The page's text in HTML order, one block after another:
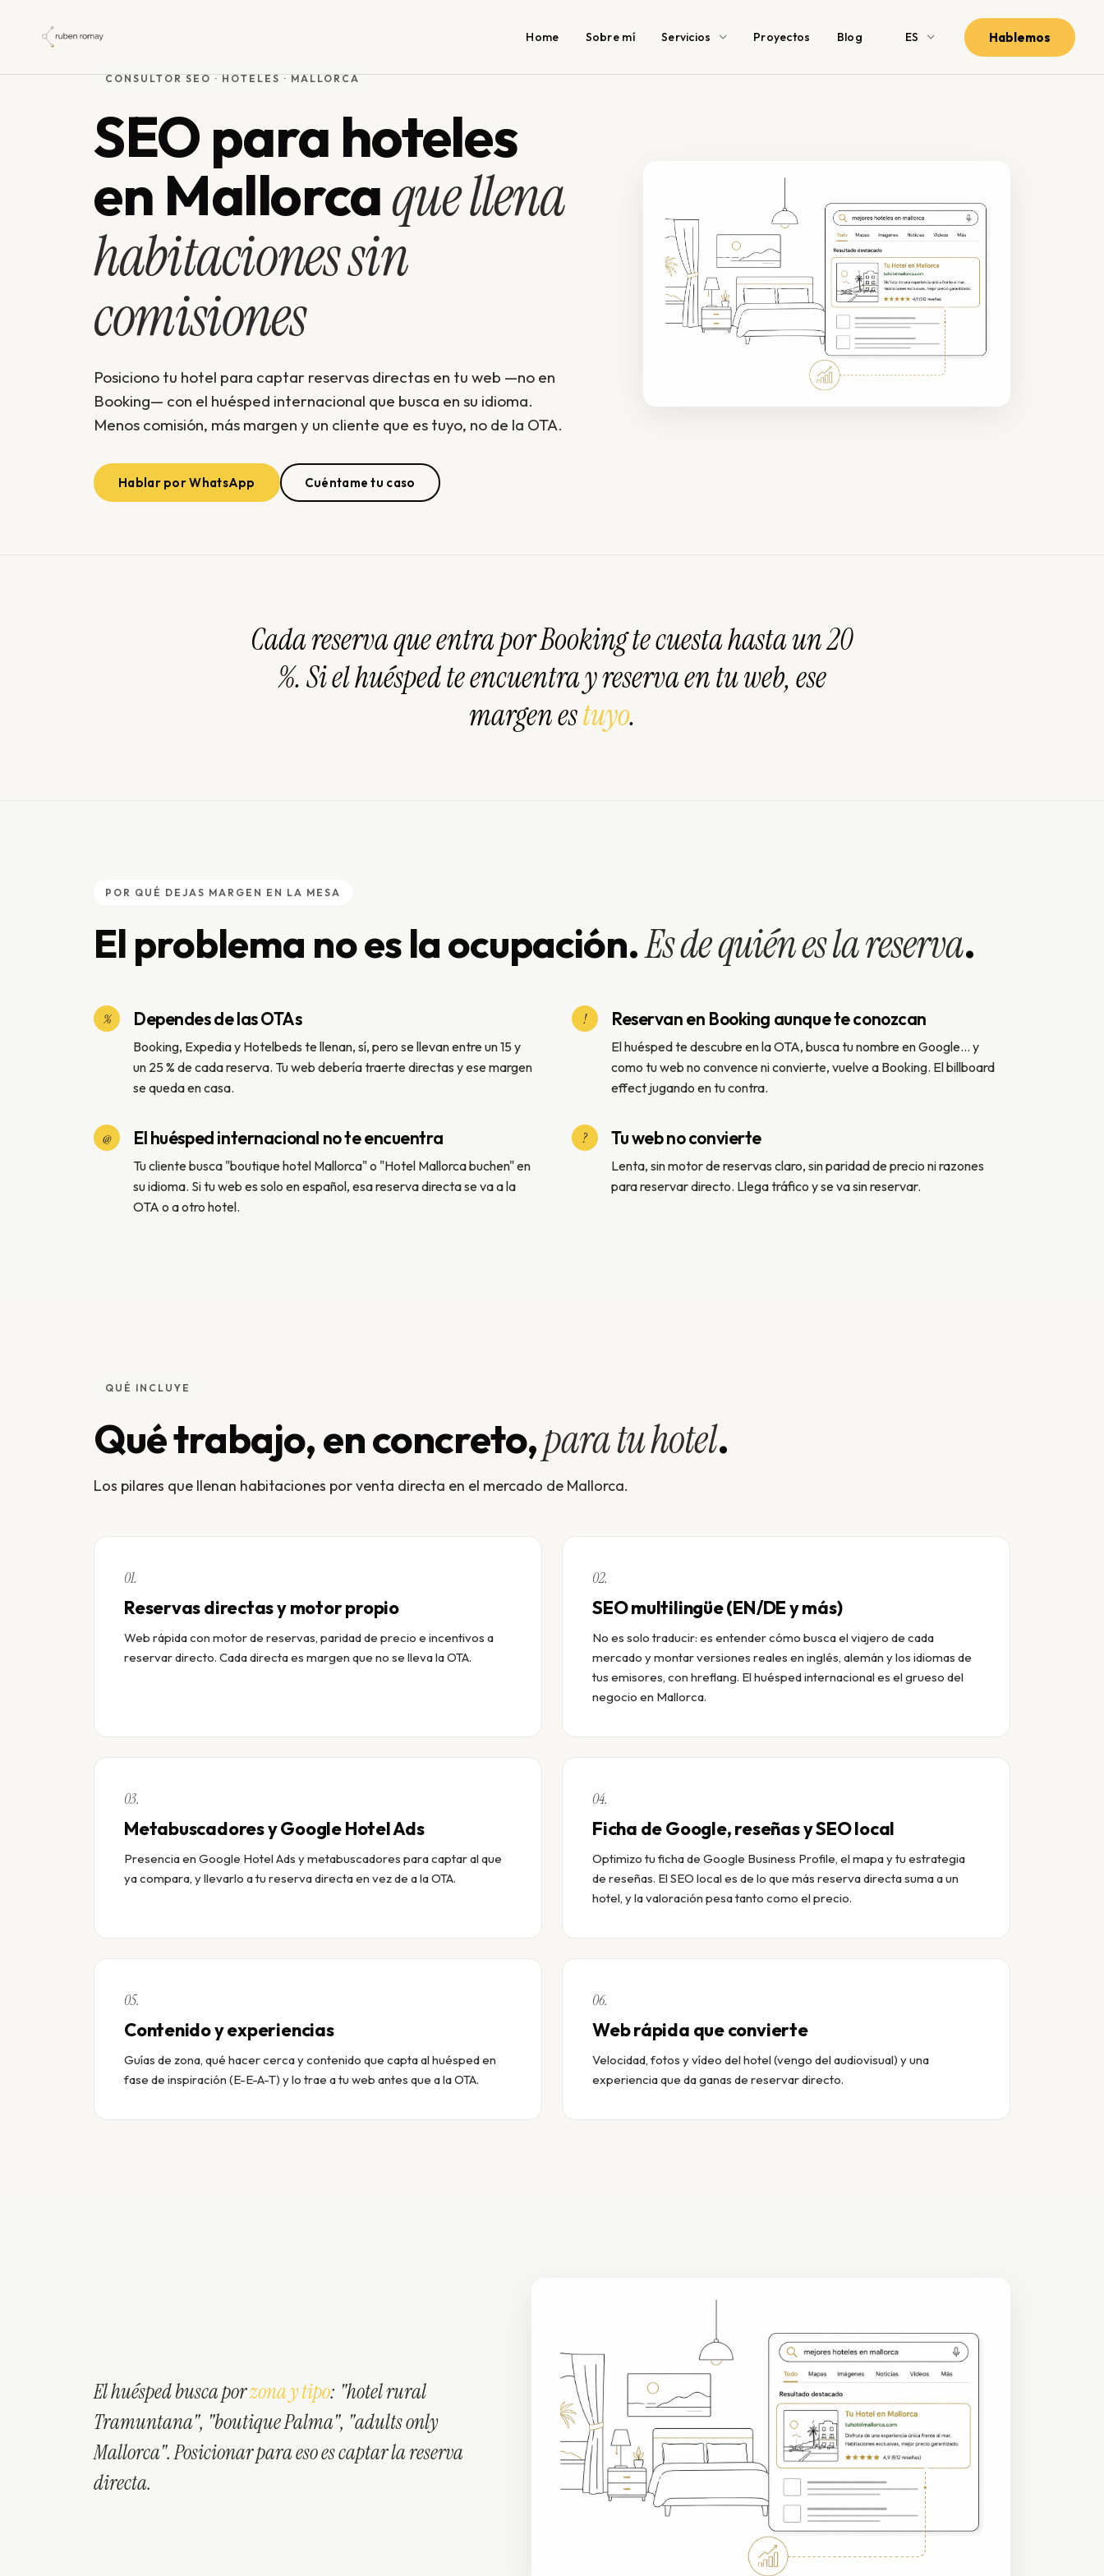
Home Sobre mí Servicios Proyectos Blog ES Hablemos
CONSULTOR SEO · HOTELES · MALLORCA
SEO para hoteles
en Mallorcaque llena
habitaciones sin
comisiones
Posiciono tu hotel para captar reservas directas en tu web —no en
Booking— con el huésped internacional que busca en su idioma.
Menos comisión, más margen y un cliente que es tuyo, no de la OTA.
Hablar por WhatsApp Cuéntame tu caso
Cada reserva que entra por Booking te cuesta hasta un 20
%. Si el huésped te encuentra y reserva en tu web, ese
margen estuyo.
POR QUÉ DEJAS MARGEN EN LA MESA
El problema no es la ocupación.Es de quién es la reserva.
% Dependes de las OTAs
Booking, Expedia y Hotelbeds te llenan, sí, pero se llevan entre un 15 y
un 25 % de cada reserva. Tu web debería traerte directas y ese margen
se queda en casa.
! Reservan en Booking aunque te conozcan
El huésped te descubre en la OTA, busca tu nombre en Google… y
como tu web no convence ni convierte, vuelve a Booking. El billboard
effect jugando en tu contra.
@ El huésped internacional no te encuentra
Tu cliente busca "boutique hotel Mallorca" o "Hotel Mallorca buchen" en
su idioma. Si tu web es solo en español, esa reserva directa se va a la
OTA o a otro hotel.
? Tu web no convierte
Lenta, sin motor de reservas claro, sin paridad de precio ni razones
para reservar directo. Llega tráfico y se va sin reservar.
QUÉ INCLUYE
Qué trabajo, en concreto,para tu hotel.
Los pilares que llenan habitaciones por venta directa en el mercado de Mallorca.
01.
Reservas directas y motor propio
Web rápida con motor de reservas, paridad de precio e incentivos a
reservar directo. Cada directa es margen que no se lleva la OTA.
02.
SEO multilingüe (EN/DE y más)
No es solo traducir: es entender cómo busca el viajero de cada
mercado y montar versiones reales en inglés, alemán y los idiomas de
tus emisores, con hreflang. El huésped internacional es el grueso del
negocio en Mallorca.
03.
Metabuscadores y Google Hotel Ads
Presencia en Google Hotel Ads y metabuscadores para captar al que
ya compara, y llevarlo a tu reserva directa en vez de a la OTA.
04.
Ficha de Google, reseñas y SEO local
Optimizo tu ficha de Google Business Profile, el mapa y tu estrategia
de reseñas. El SEO local es de lo que más reserva directa suma a un
hotel, y la valoración pesa tanto como el precio.
05.
Contenido y experiencias
Guías de zona, qué hacer cerca y contenido que capta al huésped en
fase de inspiración (E-E-A-T) y lo trae a tu web antes que a la OTA.
06.
Web rápida que convierte
Velocidad, fotos y vídeo del hotel (vengo del audiovisual) y una
experiencia que da ganas de reservar directo.
El huésped busca porzona y tipo: "hotel rural
Tramuntana", "boutique Palma", "adults only
Mallorca". Posicionar para eso es captar la reserva
directa.